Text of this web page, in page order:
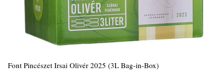
Font Pincészet Irsai Olivér 2025 (3L Bag-in-Box)